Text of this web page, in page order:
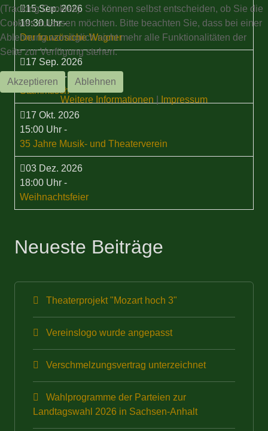
15 Sep. 2026
19:30 Uhr-
Der französiche Wagner
17 Sep. 2026
19:30 Uhr
-
Stammtisch
17 Okt. 2026
15:00 Uhr -
35 Jahre Musik- und Theaterverein
03 Dez. 2026
18:00 Uhr -
Weihnachtsfeier
Neueste Beiträge
Theaterprojekt "Mozart hoch 3"
Vereinslogo wurde angepasst
Verschmelzungsvertrag unterzeichnet
Wahlprogramme der Parteien zur
Landtagswahl 2026 in Sachsen-Anhalt
(Tracking Cookies). Sie können selbst entscheiden, ob Sie die
Cookies zulassen möchten. Bitte beachten Sie, dass bei einer
Ablehnung womöglich nicht mehr alle Funktionalitäten der
Seite zur Verfügung stehen.
Akzeptieren
Ablehnen
Weitere Informationen
Impressum